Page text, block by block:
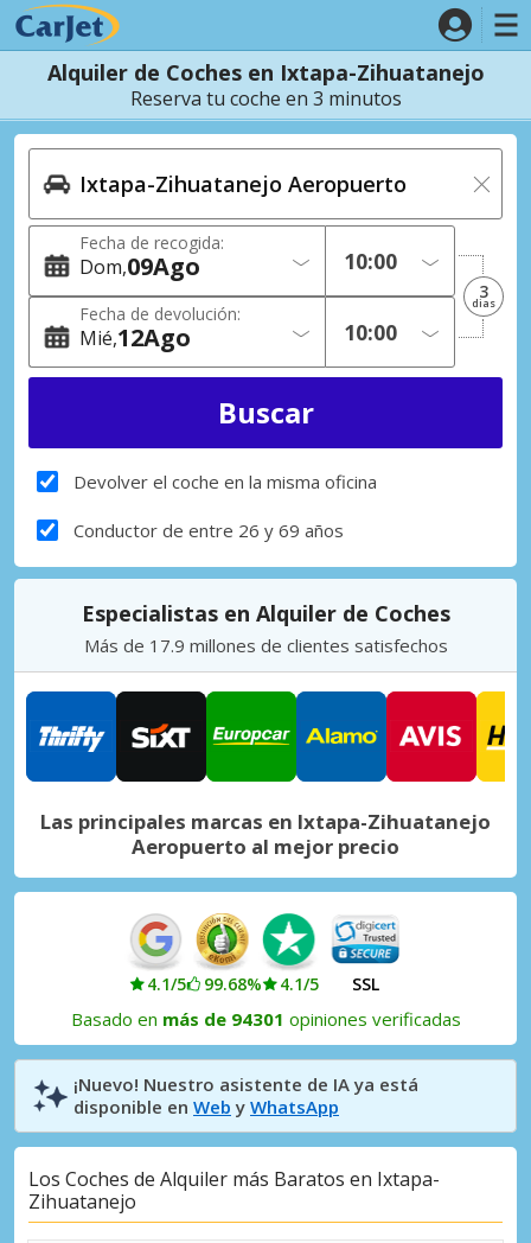
Alquiler de Coches en Ixtapa-Zihuatanejo
Reserva tu coche en 3 minutos
Fecha de recogida:
Dom 09Ago
Fecha de devolución:
Mié 12Ago
3
dias
Devolver el coche en la misma oficina
Conductor de entre 26 y 69 años
Especialistas en Alquiler de Coches
Más de 17.9 millones de clientes satisfechos
Las principales marcas en Ixtapa-Zihuatanejo
Aeropuerto al mejor precio
4.1/5 99.68% 4.1/5 SSL
Basado en más de 94301 opiniones verificadas
¡Nuevo! Nuestro asistente de IA ya está
disponible en Web y WhatsApp
Los Coches de Alquiler más Baratos en Ixtapa-
Zihuatanejo